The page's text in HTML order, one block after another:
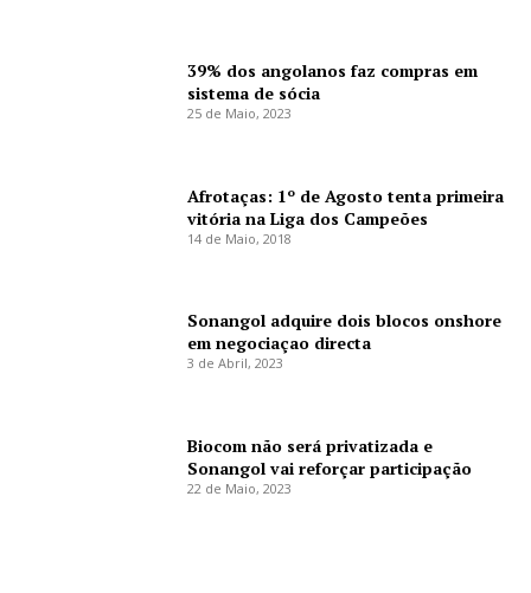
39% dos angolanos faz compras em
sistema de sócia
25 de Maio, 2023
Afrotaças: 1º de Agosto tenta primeira
vitória na Liga dos Campeões
14 de Maio, 2018
Sonangol adquire dois blocos onshore
em negociaçao directa
3 de Abril, 2023
Biocom não será privatizada e
Sonangol vai reforçar participação
22 de Maio, 2023